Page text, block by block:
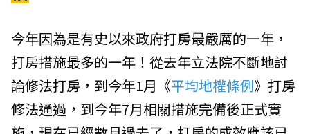
今年因為是有史以來政府打房最嚴厲的一年，
打房措施最多的一年！從去年立法院不斷地討
論修法打房，到今年1月《平均地權條例》打房
修法通過，到今年7月相關措施完備後正式實